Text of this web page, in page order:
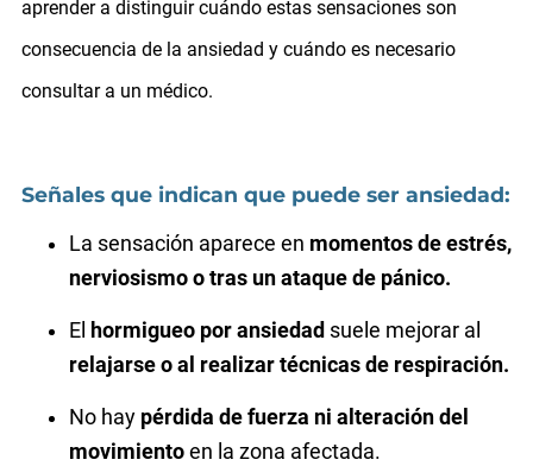
aprender a distinguir cuándo estas sensaciones son
consecuencia de la ansiedad y cuándo es necesario
consultar a un médico.
Señales que indican que puede ser ansiedad:
La sensación aparece en momentos de estrés,
nerviosismo o tras un ataque de pánico.
El hormigueo por ansiedad suele mejorar al
relajarse o al realizar técnicas de respiración.
No hay pérdida de fuerza ni alteración del
movimientoen la zona afectada.